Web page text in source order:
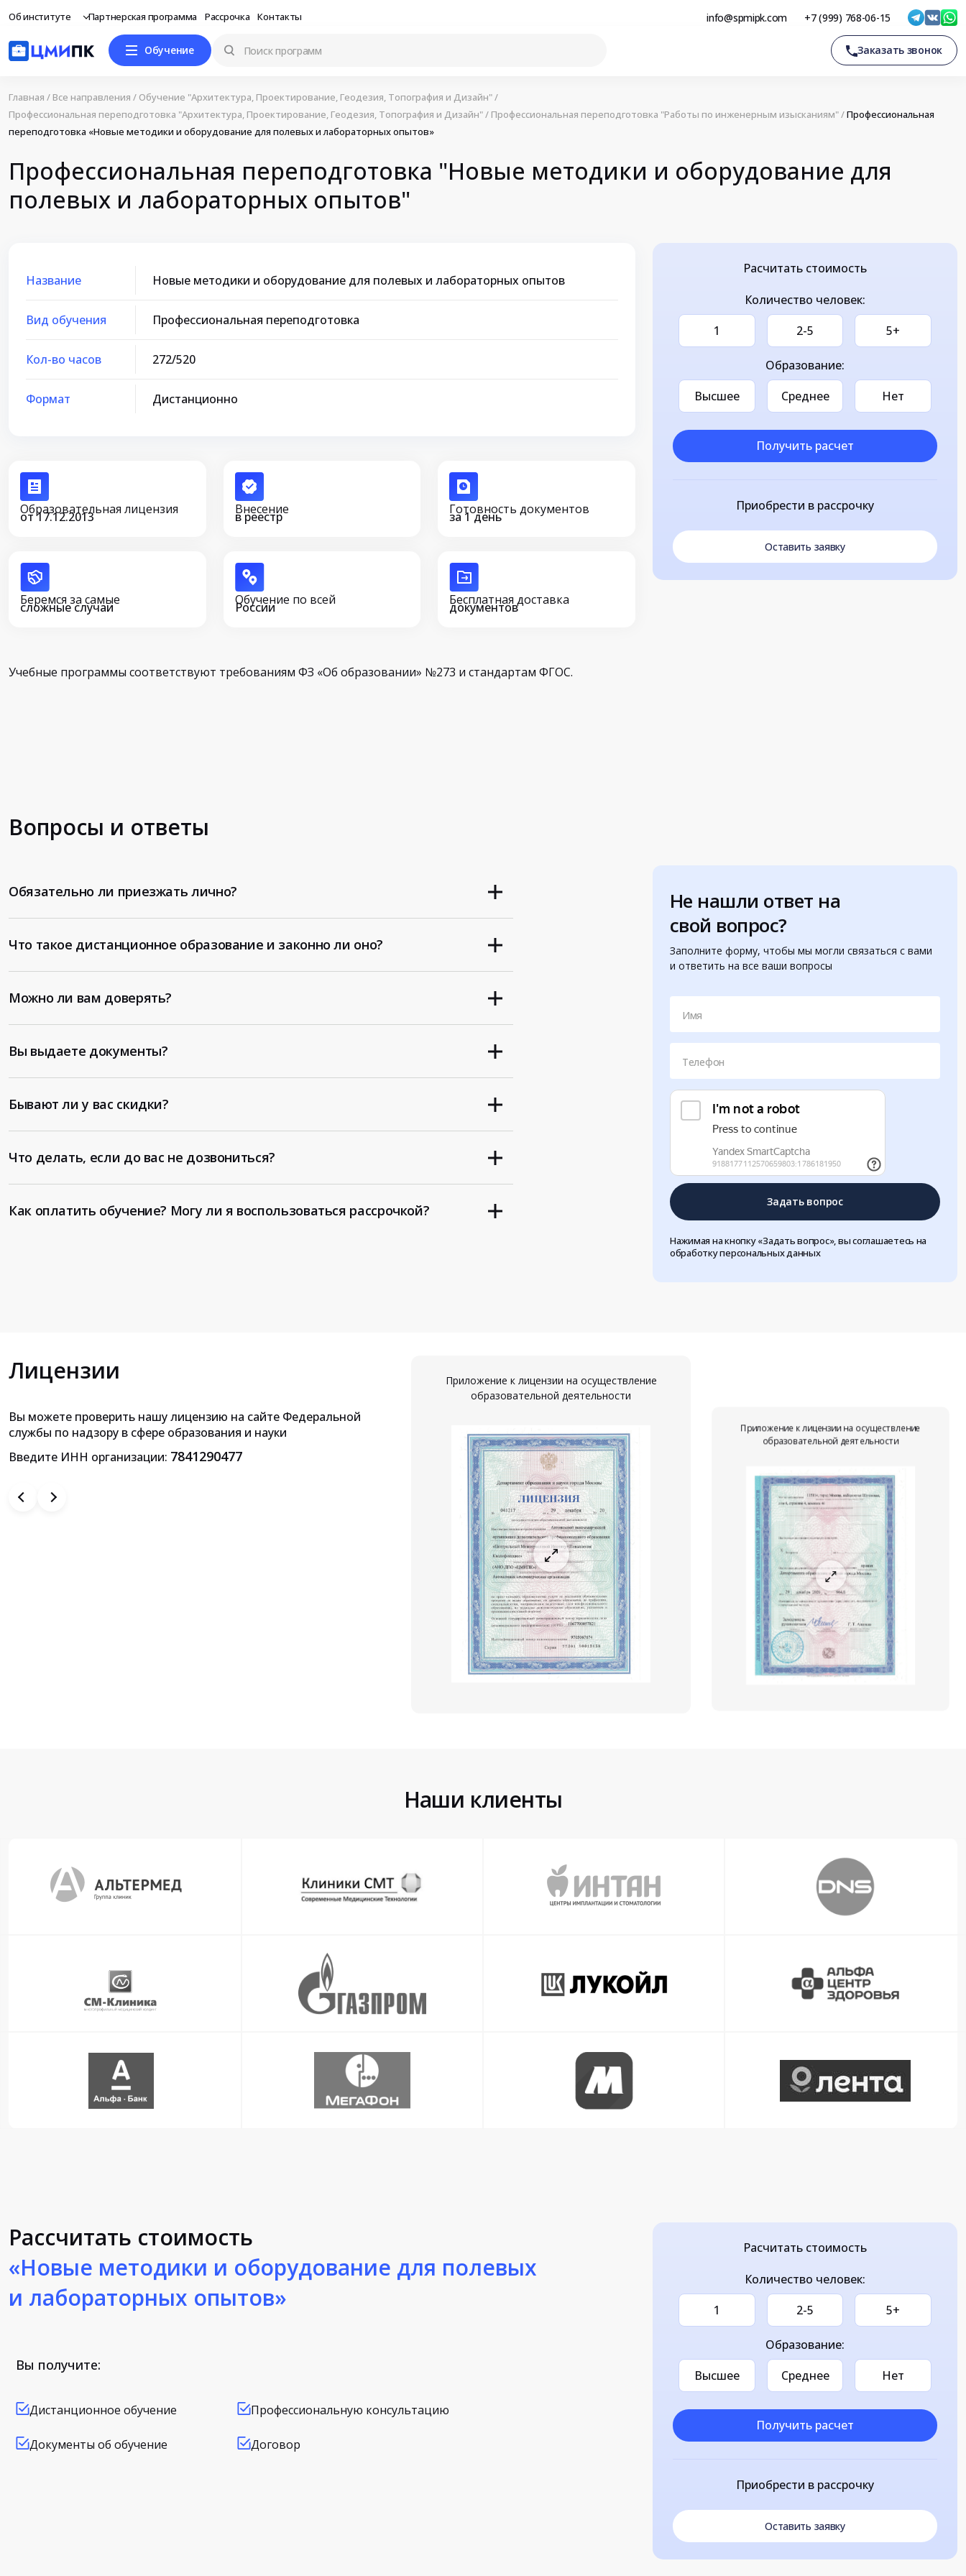
Об институте Партнерская программа Рассрочка Контакты info@spmipk.com +7 (999) 768-06-15
Обучение Заказать звонок
Главная / Все направления / Обучение "Архитектура, Проектирование, Геодезия, Топография и Дизайн"/
Профессиональная переподготовка "Архитектура, Проектирование, Геодезия, Топография и Дизайн"/ Профессиональная переподготовка "Работы по инженерным изысканиям"/Профессиональная
переподготовка «Новые методики и оборудование для полевых и лабораторных опытов»
Профессиональная переподготовка "Новые методики и оборудование для
полевых и лабораторных опытов"
Название Новые методики и оборудование для полевых и лабораторных опытов
Вид обучения Профессиональная переподготовка
Кол-во часов 272/520
Формат Дистанционно
Образовательная лицензия
от 17.12.2013 Внесение
в реестр Готовность документов
за 1 день
Беремся за самые
сложные случаи Обучение по всей
России Бесплатная доставка
документов
Учебные программы соответствуют требованиям ФЗ «Об образовании» №273 и стандартам ФГОС.
Расчитать стоимость
Количество человек:
1
2-5 5+
Образование:
Высшее
Среднее Нет
Получить расчет
Приобрести в рассрочку
Оставить заявку
Вопросы и ответы
Не нашли ответ на
свой вопрос?
Заполните форму, чтобы мы могли связаться с вами
и ответить на все ваши вопросы
Имя
Телефон
Задать вопрос
Нажимая на кнопку «Задать вопрос», вы соглашаетесь на
обработку персональных данных
Обязательно ли приезжать лично?
Что такое дистанционное образование и законно ли оно?
Можно ли вам доверять?
Вы выдаете документы?
Бывают ли у вас скидки?
Что делать, если до вас не дозвониться?
Как оплатить обучение? Могу ли я воспользоваться рассрочкой?
Лицензии
Вы можете проверить нашу лицензию на сайте Федеральной
службы по надзору в сфере образования и науки
Введите ИНН организации: 7841290477
Приложение к лицензии на осуществление
образовательной деятельности
Приложение к лицензии на осуществление
образовательной деятельности
Приложение к лицензии на осуществление
образовательной деятельности
Наши клиенты
Рассчитать стоимость
«Новые методики и оборудование для полевых
и лабораторных опытов»
Вы получите:
Дистанционное обучение Профессиональную консультацию
Документы об обучение Договор
Расчитать стоимость
Количество человек:
1
2-5 5+
Образование:
Высшее
Среднее Нет
Получить расчет
Приобрести в рассрочку
Оставить заявку